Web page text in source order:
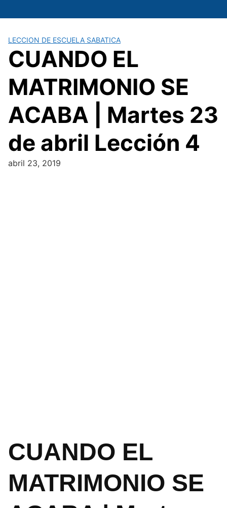
al
LECCION DE ESCUELA SABATICA
CUANDO EL
MATRIMONIO SE
ACABA | Martes 23
de abril Lección 4
abril 23, 2019
CUANDO EL
MATRIMONIO SE